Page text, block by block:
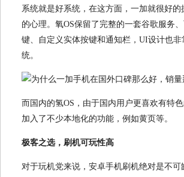
系统就是好系统，在这方面，一加就很好的
的心理。氧OS保留了完整的一套谷歌服务
键、自定义实体按键和通知栏，UI设计也非
统。
而国内的氢OS，由于国内用户更喜欢有特
加入了不少本地化的功能，例如黄页等。
极客之选，刷机可玩性高
对于玩机党来说，安卓手机刷机绝对是不可